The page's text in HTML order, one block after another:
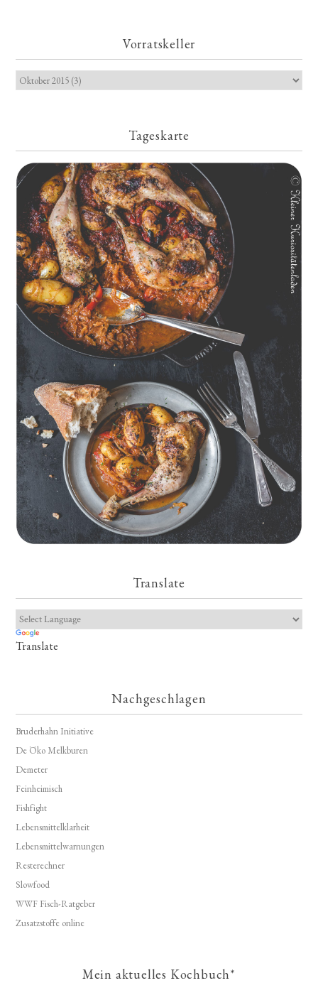
Vorratskeller
Tageskarte
Geschmorte Hähnchenschenkel auf Paprikakraut und kleinen
Kartoffeln
Translate
Translate
Nachgeschlagen
Bruderhahn Initiative
De Öko Melkburen
Demeter
Feinheimisch
Fishfight
Lebensmittelklarheit
Lebensmittelwarnungen
Resterechner
Slowfood
WWF Fisch-Ratgeber
Zusatzstoffe online
Mein aktuelles Kochbuch*